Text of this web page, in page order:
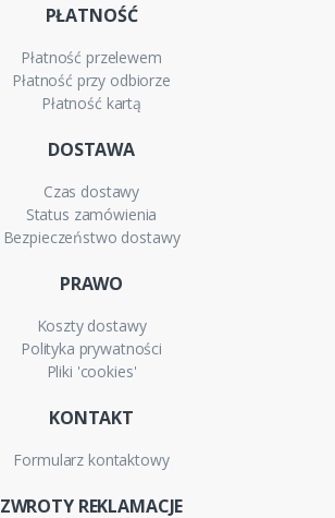
PŁATNOŚĆ
Płatność przelewem
Płatność przy odbiorze
Płatność kartą
DOSTAWA
Czas dostawy
Status zamówienia
Bezpieczeństwo dostawy
PRAWO
Koszty dostawy
Polityka prywatności
Pliki 'cookies'
KONTAKT
Formularz kontaktowy
ZWROTY REKLAMACJE